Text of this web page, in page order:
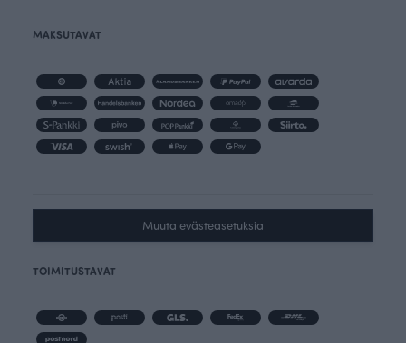
MAKSUTAVAT
Muuta evästeasetuksia
TOIMITUSTAVAT